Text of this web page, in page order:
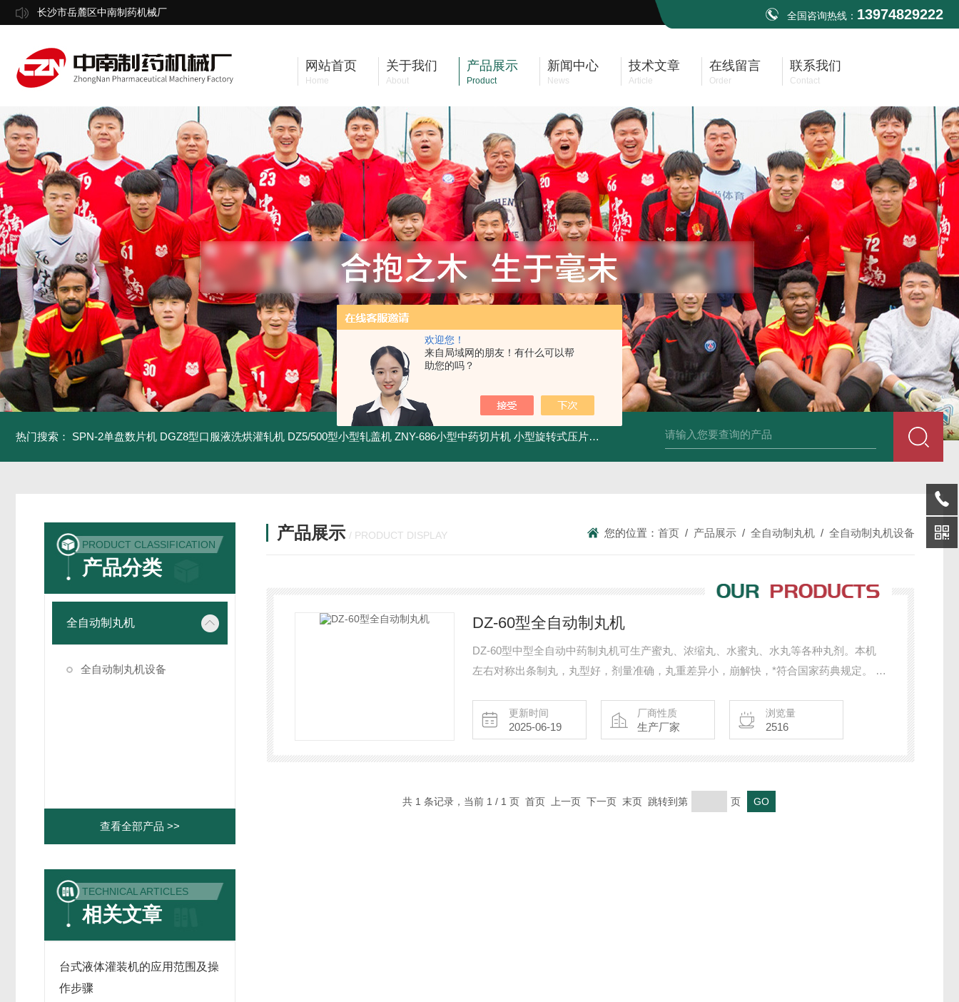
欢迎您！
来自局域网的朋友！有什么可以帮
助您的吗？
长沙市岳麓区中南制药机械厂 全国咨询热线： 13974829222
网站首页
Home
关于我们
About
产品展示
Product
新闻中心
News
技术文章
Article
在线留言
Order
联系我们
Contact
热门搜索： SPN-2单盘数片机 DGZ8型口服液洗烘灌轧机 DZ5/500型小型轧盖机 ZNY-686小型中药切片机 小型旋转式压片机 THP-4 / THP-10花篮式单冲压片机 反复式切药机 EGY-10系列长沙中南药
PRODUCT CLASSIFICATION
产品分类
全自动制丸机
全自动制丸机设备
查看全部产品 >>
TECHNICAL ARTICLES
相关文章
台式液体灌装机的应用范围及操
作步骤
产品展示 / PRODUCT DISPLAY 您的位置： 首页 / 产品展示 / 全自动制丸机 / 全自动制丸机设备
DZ-60型全自动制丸机
DZ-60型中型全自动中药制丸机可生产蜜丸、浓缩丸、水蜜丸、水丸等各种丸剂。本机
左右对称出条制丸，丸型好，剂量准确，丸重差异小，崩解快，*符合国家药典规定。 本
更新时间
2025-06-19
厂商性质
生产厂家
浏览量
2516
共 1 条记录，当前 1 / 1 页 首页 上一页 下一页 末页 跳转到第 页